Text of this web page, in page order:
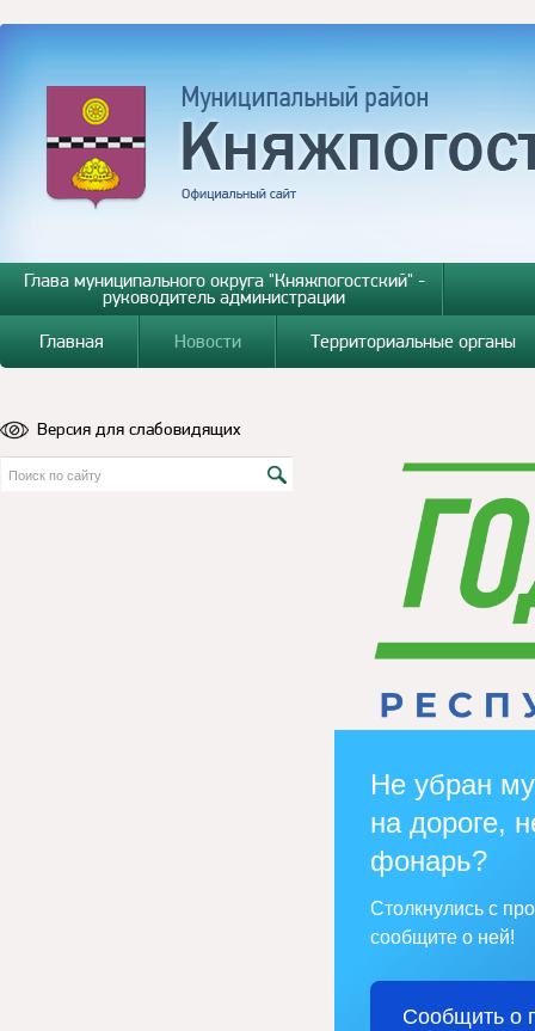
Глава муниципального округа "Княжпогостский" -
руководитель администрации
Главная
Новости Территориальные органы
Версия для слабовидящих
Не убран
на дороге,
фонарь?
Столкнулись с
сообщите о ней!
Сообщить о